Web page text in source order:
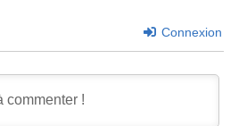
Connexion